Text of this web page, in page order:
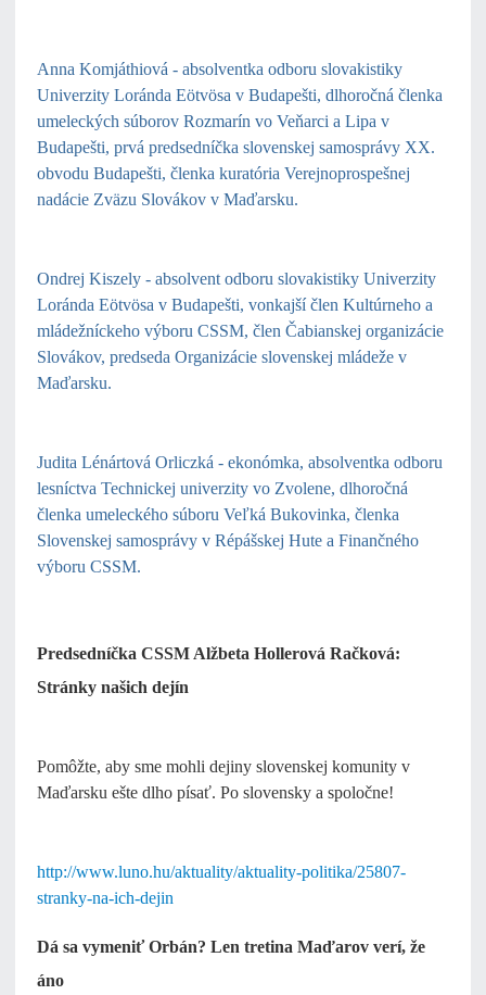
Anna Komjáthiová - absolventka odboru slovakistiky
Univerzity Loránda Eötvösa v Budapešti, dlhoročná členka
umeleckých súborov Rozmarín vo Veňarci a Lipa v
Budapešti, prvá predsedníčka slovenskej samosprávy XX.
obvodu Budapešti, členka kuratória Verejnoprospešnej
nadácie Zväzu Slovákov v Maďarsku.
Ondrej Kiszely - absolvent odboru slovakistiky Univerzity
Loránda Eötvösa v Budapešti, vonkajší člen Kultúrneho a
mládežníckeho výboru CSSM, člen Čabianskej organizácie
Slovákov, predseda Organizácie slovenskej mládeže v
Maďarsku.
Judita Lénártová Orliczká - ekonómka, absolventka odboru
lesníctva Technickej univerzity vo Zvolene, dlhoročná
členka umeleckého súboru Veľká Bukovinka, členka
Slovenskej samosprávy v Répášskej Hute a Finančného
výboru CSSM.
Predsedníčka CSSM Alžbeta Hollerová Račková:
Stránky našich dejín
Pomôžte, aby sme mohli dejiny slovenskej komunity v
Maďarsku ešte dlho písať. Po slovensky a spoločne!
http://www.luno.hu/aktuality/aktuality-politika/25807-
stranky-na-ich-dejin
Dá sa vymeniť Orbán? Len tretina Maďarov verí, že
áno